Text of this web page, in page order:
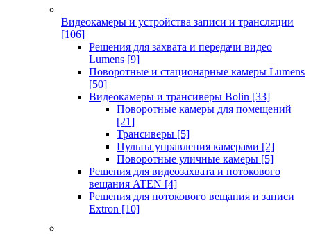
Видеокамеры и устройства записи и трансляции
[106]
Решения для захвата и передачи видео
Lumens [9]
Поворотные и стационарные камеры Lumens
[50]
Видеокамеры и трансиверы Bolin [33]
Поворотные камеры для помещений
[21]
Трансиверы [5]
Пульты управления камерами [2]
Поворотные уличные камеры [5]
Решения для видеозахвата и потокового
вещания ATEN [4]
Решения для потокового вещания и записи
Extron [10]